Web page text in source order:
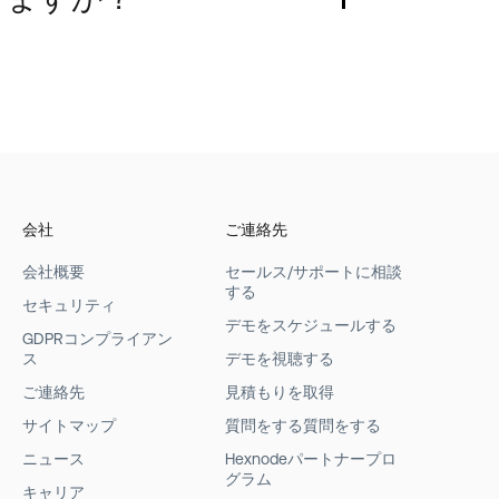
会社
会社概要
セキュリティ
GDPRコンプライアン
ス
ご連絡先
サイトマップ
ニュース
キャリア
ご連絡先
セールス/サポートに相談
する
デモをスケジュールする
デモを視聴する
見積もりを取得
質問をする質問をする
Hexnodeパートナープロ
グラム